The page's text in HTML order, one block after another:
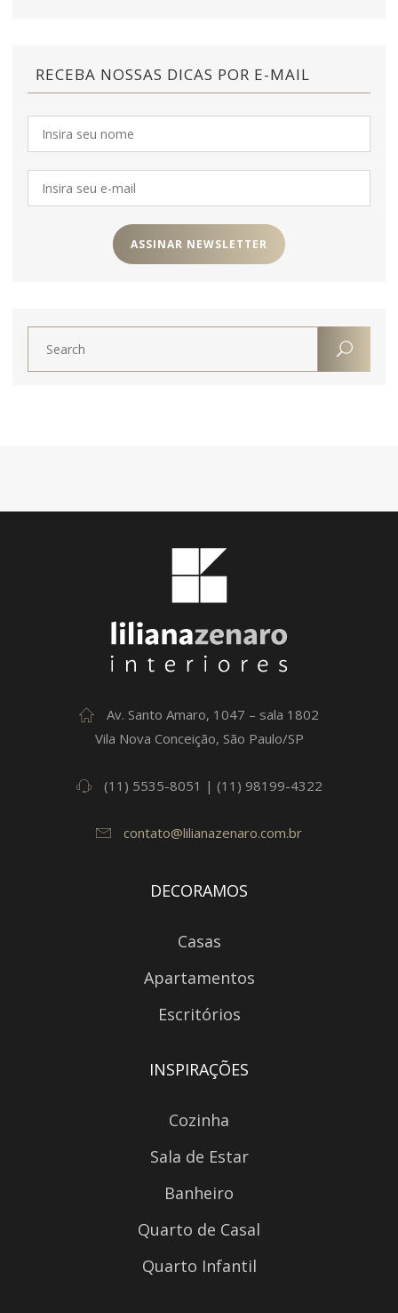
RECEBA NOSSAS DICAS POR E-MAIL
Av. Santo Amaro, 1047 – sala 1802
Vila Nova Conceição, São Paulo/SP
(11) 5535-8051 | (11) 98199-4322
contato@lilianazenaro.com.br
DECORAMOS
Casas
Apartamentos
Escritórios
INSPIRAÇÕES
Cozinha
Sala de Estar
Banheiro
Quarto de Casal
Quarto Infantil